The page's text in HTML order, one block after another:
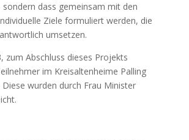
sondern dass gemeinsam mit den
Ziele formuliert werden, die
umsetzen.
zum Abschluss dieses Projekts
im Kreisaltenheime Palling
Diese wurden durch Frau Minister